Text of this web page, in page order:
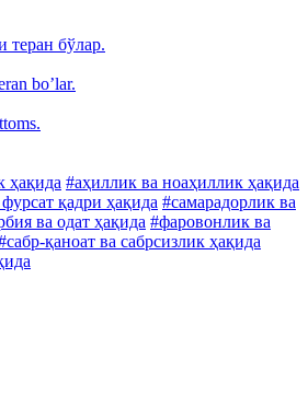
теран бўлар.
bo’lar.
ҳақида #аҳиллик ва ноаҳиллик ҳақида
қадри ҳақида #самарадорлик ва
ва одат ҳақида #фаровонлик ва
қаноат ва сабрсизлик ҳақида